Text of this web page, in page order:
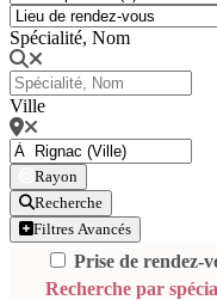
Spécialité, Nom
Ville
Rayon
Recherche
Filtres Avancés
Prise de rendez-
Recherche par